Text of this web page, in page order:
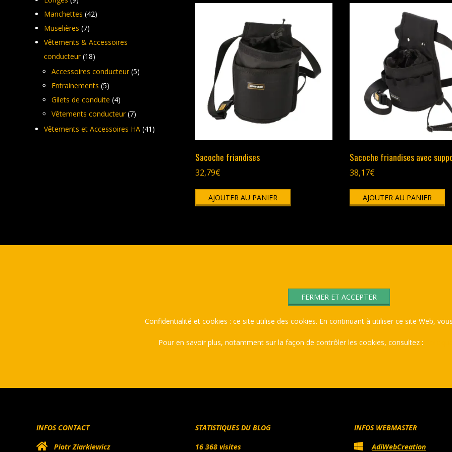
Sacoche friandises
32,79€
AJOUTER AU PANIER
Sacoche friandises avec
38,17€
AJOUTER AU PANIER
Manchettes (42)
Muselières (7)
Vêtements & Accessoires
conducteur (18)
Accessoires conducteur (5)
Entrainements (5)
Gilets de conduite (4)
Vêtements conducteur (7)
Vêtements et Accessoires HA (41)
Confidentialité et cookies : ce site utilise des cookies. En continuant à utiliser ce site Web,
Pour en savoir plus, notamment sur la façon de contrôler les cookies, consultez :
INFOS CONTACT
Piotr Ziarkiewicz
STATISTIQUES DU BLOG
16 368 visites
INFOS WEBMASTER
AdiWebCreation